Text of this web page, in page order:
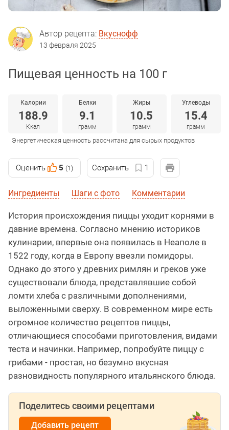
Автор рецепта: Вкуснофф
13 февраля 2025
Пищевая ценность на 100 г
Калории
188.9
Ккал
Белки
9.1
грамм
Жиры
10.5
грамм
Углеводы
15.4
грамм
Энергетическая ценность рассчитана для сырых продуктов
Оценить 5 (1) Сохранить 1
Ингредиенты Шаги с фото Комментарии
История происхождения пиццы уходит корнями в
давние времена. Согласно мнению историков
кулинарии, впервые она появилась в Неаполе в
1522 году, когда в Европу ввезли помидоры.
Однако до этого у древних римлян и греков уже
существовали блюда, представлявшие собой
ломти хлеба с различными дополнениями,
выложенными сверху. В современном мире есть
огромное количество рецептов пиццы,
отличающиеся способами приготовления, видами
теста и начинки. Например, попробуйте пиццу с
грибами - простая, но безумно вкусная
разновидность популярного итальянского блюда.
Поделитесь своими рецептами
Добавить рецепт